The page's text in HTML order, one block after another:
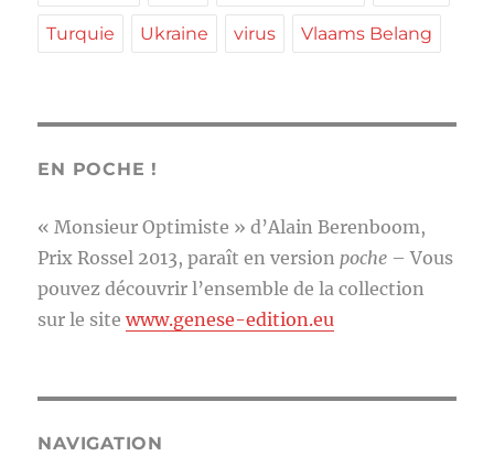
Turquie Ukraine virus Vlaams Belang
EN POCHE !
« Monsieur Optimiste » d’Alain Berenboom,
Prix Rossel 2013, paraît en version poche – Vous
pouvez découvrir l’ensemble de la collection
sur le sitewww.genese-edition.eu
NAVIGATION